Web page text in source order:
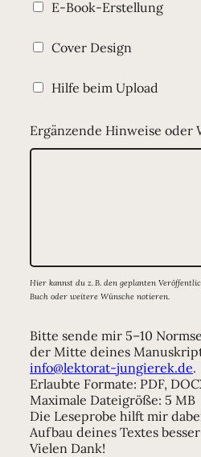
E-Book-Erstellung
Cover Design
Hilfe beim Upload
Ergänzende Hinweise oder
Hier kannst du z. B. den geplanten
Buch oder weitere Wünsche notieren.
Bitte sende mir 5–10
der Mitte deines
info@lektorat-jungierek.de.
Erlaubte Formate: PDF,
Maximale Dateigröße: 5 MB
Die Leseprobe hilft mir
Aufbau deines Textes
Vielen Dank!